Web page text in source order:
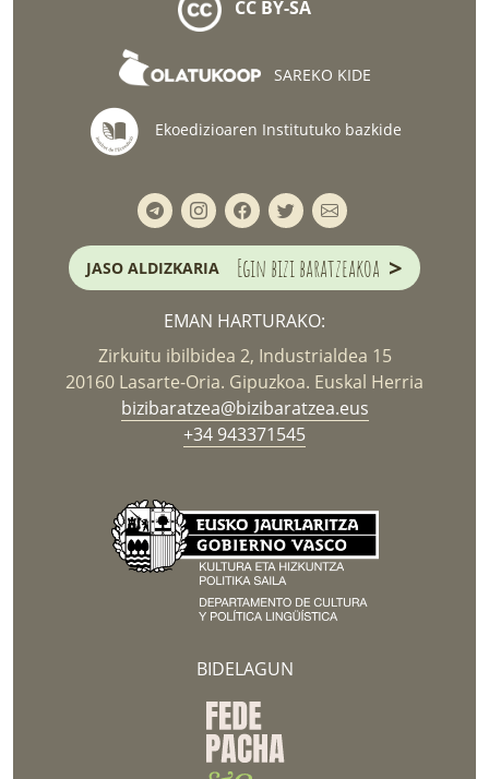
CC BY-SA
SAREKO KIDE
Ekoedizioaren Institutuko bazkide
JASO ALDIZKARIA Egin bizi baratzeakoa >
EMAN HARTURAKO:
Zirkuitu ibilbidea 2, Industrialdea 15
20160 Lasarte-Oria. Gipuzkoa. Euskal Herria
bizibaratzea@bizibaratzea.eus
+34 943371545
BIDELAGUN